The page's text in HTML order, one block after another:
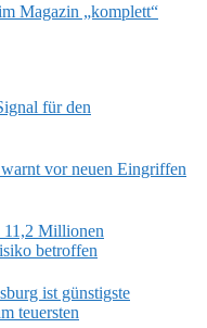
Magazin „komplett“
für den
vor neuen Eingriffen
11,2 Millionen
betroffen
ist günstigste
teuersten